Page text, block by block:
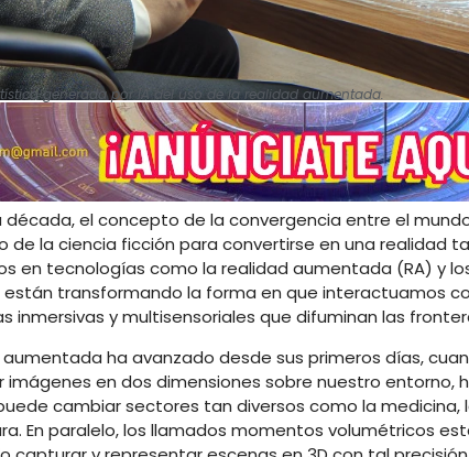
generada por IA del uso de la realidad aumentada.
década, el concepto de la convergencia entre el
de la ciencia ficción para convertirse en una realidad
en tecnologías como la realidad aumentada (RA) y
están transformando la forma en que interactuamos
inmersivas y multisensoriales que difuminan las
aumentada ha avanzado desde sus primeros días,
imágenes en dos dimensiones sobre nuestro entorno,
cambiar sectores tan diversos como la
En paralelo, los llamados momentos volumétricos